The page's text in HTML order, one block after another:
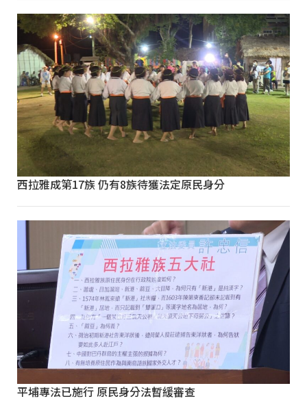
西拉雅成第17族 仍有8族待獲法定原民身分
平埔專法已施行 原民身分法暫緩審查